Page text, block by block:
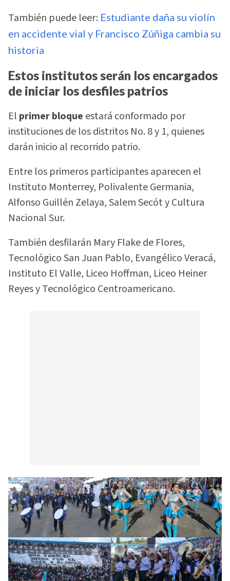
También puede leer: Estudiante daña su violín
en accidente vial y Francisco Zúñiga cambia su
historia
Estos institutos serán los encargados
de iniciar los desfiles patrios
El primer bloque estará conformado por
instituciones de los distritos No. 8 y 1, quienes
darán inicio al recorrido patrio.
Entre los primeros participantes aparecen el
Instituto Monterrey, Polivalente Germania,
Alfonso Guillén Zelaya, Salem Secót y Cultura
Nacional Sur.
También desfilarán Mary Flake de Flores,
Tecnológico San Juan Pablo, Evangélico Veracá,
Instituto El Valle, Liceo Hoffman, Liceo Heiner
Reyes y Tecnológico Centroamericano.